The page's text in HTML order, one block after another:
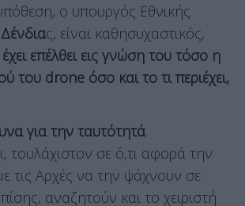
ο υπουργός Εθνικής
ς, είναι καθησυχαστικός,
έχει επέλθει εις γνώση του τόσο η
του drone όσο και το τι περιέχει,
για την ταυτότητά
τουλάχιστον σε ό,τι αφορά την
τις Αρχές να την ψάχνουν σε
αναζητούν και το χειριστή